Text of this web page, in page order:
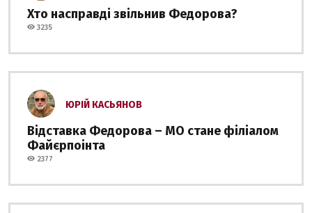
Хто насправді звільнив Федорова?
3235
ЮРІЙ КАСЬЯНОВ
Відставка Федорова – МО стане філіалом
Файєрпоінта
2377